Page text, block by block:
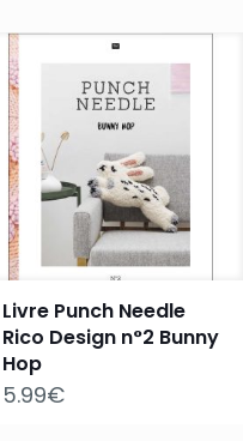
49.00€.25.00€.
Livre Punch Needle
Rico Design n°2 Bunny
Hop
5.99€